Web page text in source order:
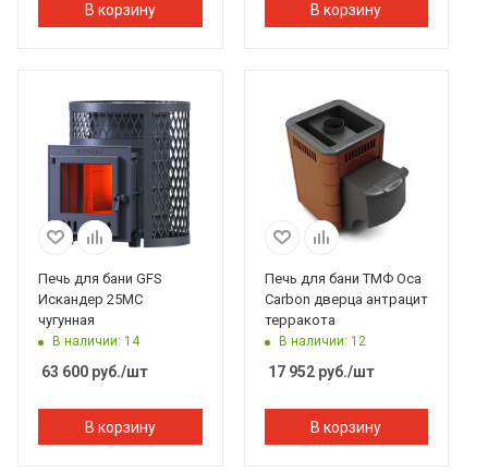
В корзину В корзину
Печь для бани GFS
Искандер 25МС
чугунная
В наличии: 14
63 600 руб./шт
В корзину
Печь для бани ТМФ Оса
Carbon дверца антрацит
терракота
В наличии: 12
17 952руб./шт
В корзину